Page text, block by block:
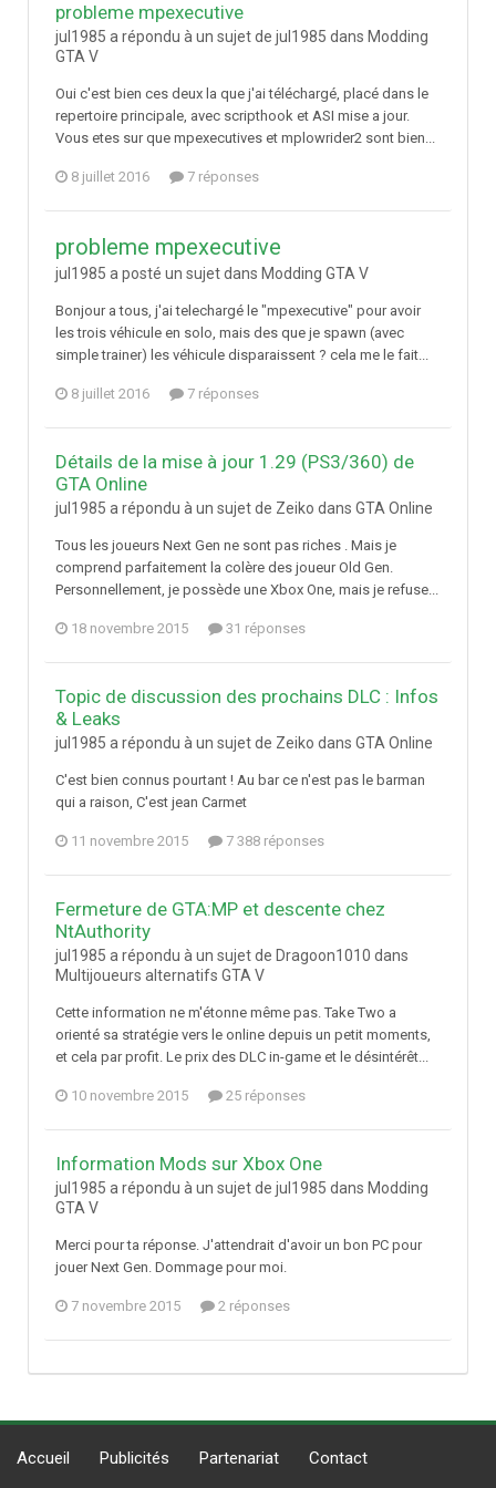
probleme mpexecutive
jul1985 a répondu à un sujet de jul1985 dans Modding
GTA V
Oui c'est bien ces deux la que j'ai téléchargé, placé dans le
repertoire principale, avec scripthook et ASI mise a jour.
Vous etes sur que mpexecutives et mplowrider2 sont bien...
8 juillet 2016 7 réponses
probleme mpexecutive
jul1985 a posté un sujet dans Modding GTA V
Bonjour a tous, j'ai telechargé le "mpexecutive" pour avoir
les trois véhicule en solo, mais des que je spawn (avec
simple trainer) les véhicule disparaissent ? cela me le fait...
8 juillet 2016 7 réponses
Détails de la mise à jour 1.29 (PS3/360) de
GTA Online
jul1985 a répondu à un sujet de Zeiko dans GTA Online
Tous les joueurs Next Gen ne sont pas riches . Mais je
comprend parfaitement la colère des joueur Old Gen.
Personnellement, je possède une Xbox One, mais je refuse...
18 novembre 2015 31 réponses
Topic de discussion des prochains DLC : Infos
& Leaks
jul1985 a répondu à un sujet de Zeiko dans GTA Online
C'est bien connus pourtant ! Au bar ce n'est pas le barman
qui a raison, C'est jean Carmet
11 novembre 2015 7 388 réponses
Fermeture de GTA:MP et descente chez
NtAuthority
jul1985 a répondu à un sujet de Dragoon1010 dans
Multijoueurs alternatifs GTA V
Cette information ne m'étonne même pas. Take Two a
orienté sa stratégie vers le online depuis un petit moments,
et cela par profit. Le prix des DLC in-game et le désintérêt...
10 novembre 2015 25 réponses
Information Mods sur Xbox One
jul1985 a répondu à un sujet de jul1985 dans Modding
GTA V
Merci pour ta réponse. J'attendrait d'avoir un bon PC pour
jouer Next Gen. Dommage pour moi.
7 novembre 2015 2 réponses
Accueil Publicités Partenariat Contact